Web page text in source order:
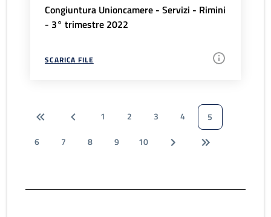
Congiuntura Unioncamere - Servizi - Rimini
- 3° trimestre 2022
SCARICA FILE
1 2 3 4
5
6
7 8 9 10